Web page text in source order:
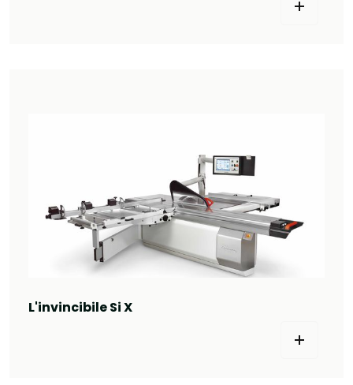
L'invincibile Si X